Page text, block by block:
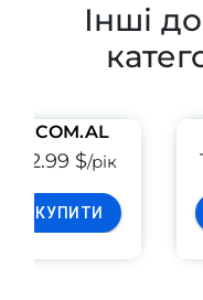
Інші
.COM.AL
12.99 $/рік
КУПИТИ